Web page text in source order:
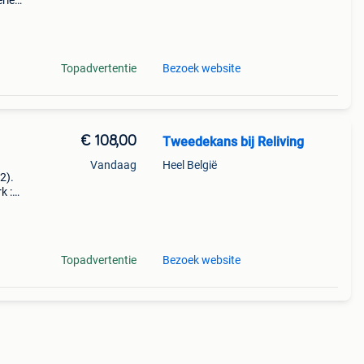
Topadvertentie Bezoek website
:
€ 108,00
Vandaag
Topadvertentie
Tweedekans bij Reliving
Heel België
Bezoek website